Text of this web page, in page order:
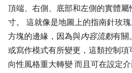
頂端、右側、底部和左側的實體
寸。 這就像是地圖上的指南針玫
方塊的邊緣，因為與內容流動有關
或寫作模式有所變更，這類控制
向性風格重大轉變 而且可在設定